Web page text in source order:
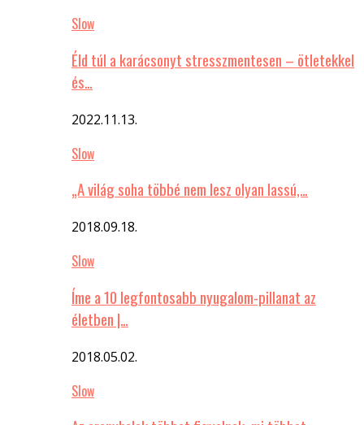
Slow
Éld túl a karácsonyt stresszmentesen – ötletekkel
és…
2022.11.13.
Slow
„A világ soha többé nem lesz olyan lassú,…
2018.09.18.
Slow
Íme a 10 legfontosabb nyugalom-pillanat az
életben |…
2018.05.02.
Slow